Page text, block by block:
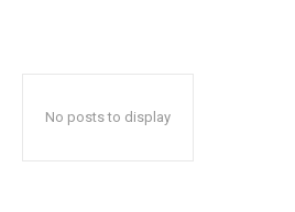
No posts to display